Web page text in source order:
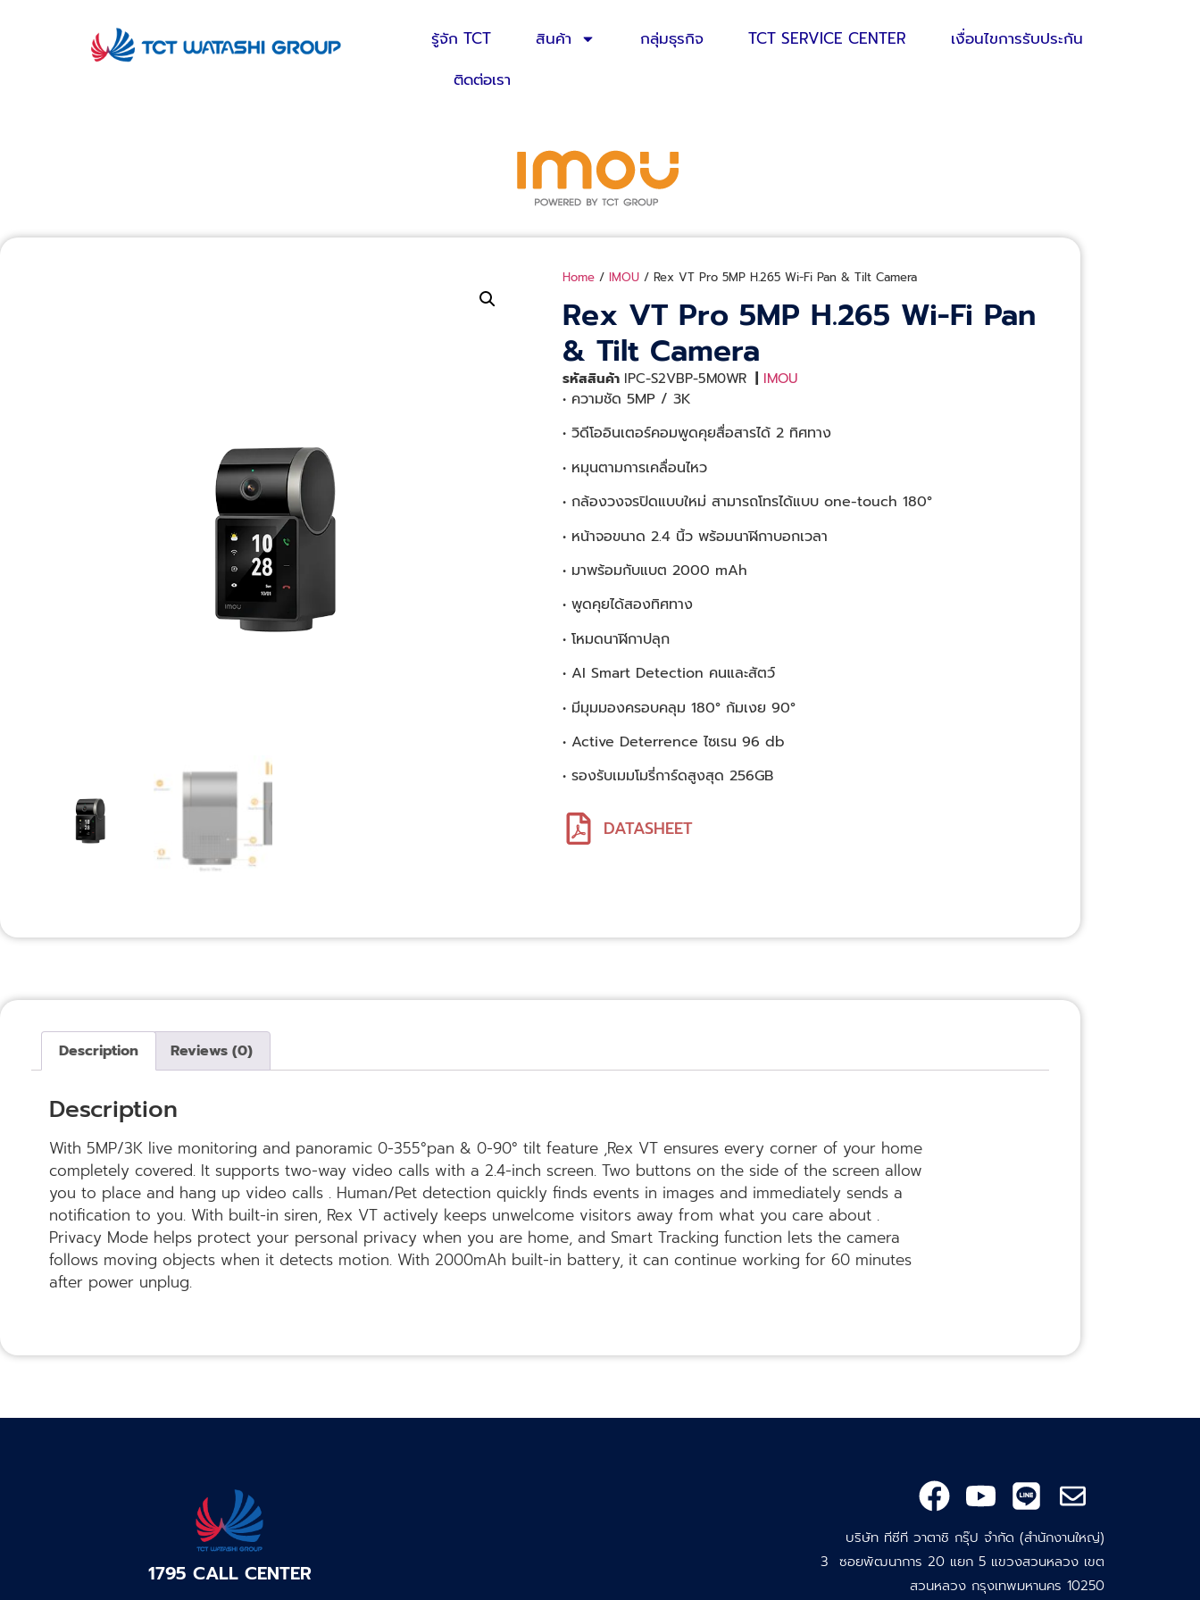
รู้จัก TCT สินค้า กลุ่มธุรกิจ TCT SERVICE CENTER
เงื่อนไขการรับประกัน
ติดต่อเรา
Home/ IMOU/ Rex VT Pro 5MP H.265 Wi-Fi Pan & Tilt Camera
Rex VT Pro 5MP H.265 Wi-Fi Pan
& Tilt Camera
รหัสสินค้า IPC-S2VBP-5M0WR IMOU
• ความชัด 5MP / 3K
• วิดีโออินเตอร์คอมพูดคุยสื่อสารได้ 2 ทิศทาง
• หมุนตามการเคลื่อนไหว
• กล้องวงจรปิดแบบใหม่ สามารถโทรได้แบบ one-touch 180°
• หน้าจอขนาด 2.4 นิ้ว พร้อมนาฬิกาบอกเวลา
• มาพร้อมกับแบต 2000 mAh
• พูดคุยได้สองทิศทาง
• โหมดนาฬิกาปลุก
• AI Smart Detection คนและสัตว์
• มีมุมมองครอบคลุม 180° ก้มเงย 90°
• Active Deterrence ไซเรน 96 db
• รองรับเมมโมรี่การ์ดสูงสุด 256GB
DATASHEET
Description Reviews (0)
Description
With 5MP/3K live monitoring and panoramic 0-355°pan & 0-90° tilt feature ,Rex VT ensures every corner of your home
completely covered. It supports two-way video calls with a 2.4-inch screen. Two buttons on the side of the screen allow
you to place and hang up video calls . Human/Pet detection quickly finds events in images and immediately sends a
notification to you. With built-in siren, Rex VT actively keeps unwelcome visitors away from what you care about .
Privacy Mode helps protect your personal privacy when you are home, and Smart Tracking function lets the camera
follows moving objects when it detects motion. With 2000mAh built-in battery, it can continue working for 60 minutes
after power unplug.
1795 CALL CENTER
บริษัท ทีซีที วาตาชิ กรุ๊ป จำกัด (สำนักงานใหญ่)
3 ซอยพัฒนาการ 20 แยก 5 แขวงสวนหลวง เขต
สวนหลวง กรุงเทพมหานคร 10250